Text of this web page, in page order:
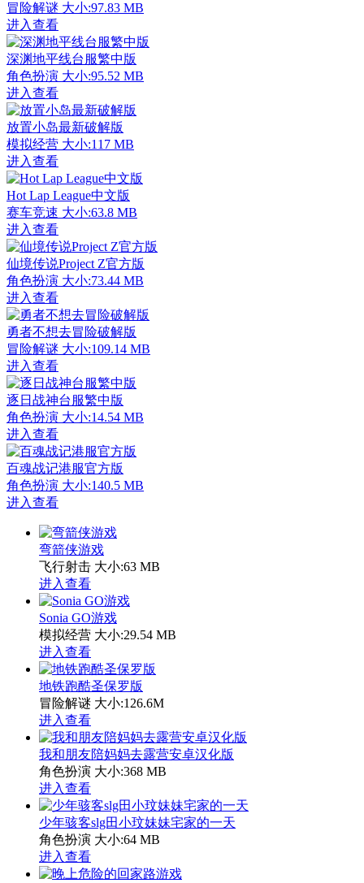
冒险解谜 大小:97.83 MB
进入查看
深渊地平线台服繁中版
角色扮演 大小:95.52 MB
进入查看
放置小岛最新破解版
模拟经营 大小:117 MB
进入查看
Hot Lap League中文版
赛车竞速 大小:63.8 MB
进入查看
仙境传说Project Z官方版
角色扮演 大小:73.44 MB
进入查看
勇者不想去冒险破解版
冒险解谜 大小:109.14 MB
进入查看
逐日战神台服繁中版
角色扮演 大小:14.54 MB
进入查看
百魂战记港服官方版
角色扮演 大小:140.5 MB
进入查看
弯箭侠游戏
飞行射击 大小:63 MB
进入查看
Sonia GO游戏
模拟经营 大小:29.54 MB
进入查看
地铁跑酷圣保罗版
冒险解谜 大小:126.6M
进入查看
我和朋友陪妈妈去露营安卓汉化版
角色扮演 大小:368 MB
进入查看
少年骇客slg田小玟妹妹宅家的一天
角色扮演 大小:64 MB
进入查看